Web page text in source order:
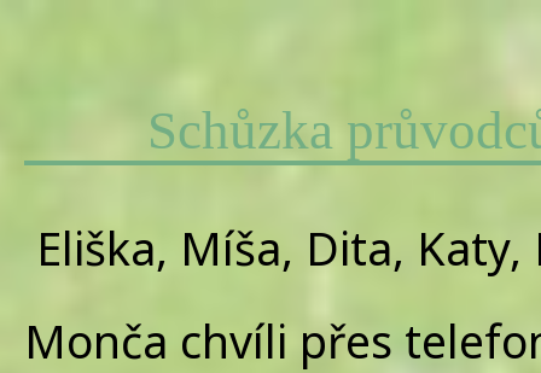
Schůzka
Eliška, Míša, Dita,
Monča chvíli přes